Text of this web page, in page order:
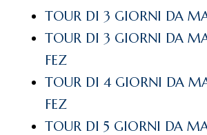
TOUR DI 3 GIORNI DA
TOUR DI 3 GIORNI DA
FEZ
TOUR DI 4 GIORNI DA
FEZ
TOUR DI 5 GIORNI DA